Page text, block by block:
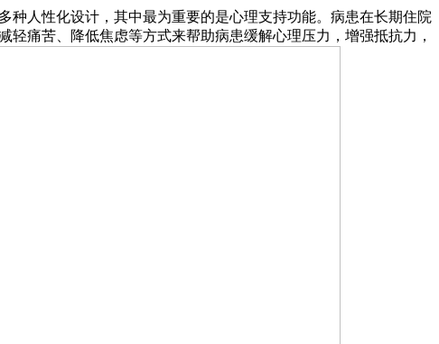
人性化设计，其中最为重要的是心理支持功能。病患在长期住院
痛苦、降低焦虑等方式来帮助病患缓解心理压力，增强抵抗力，